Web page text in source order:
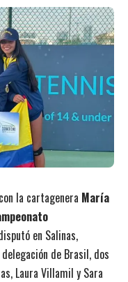
la cartagenera María
en Salinas,
de Brasil, dos
Laura Villamil y Sara